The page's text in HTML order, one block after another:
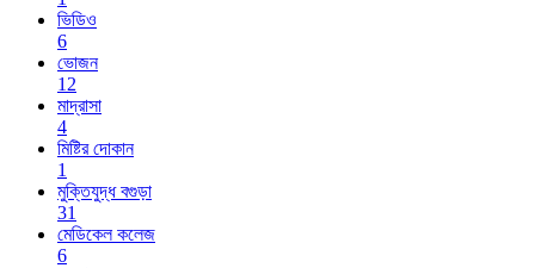
ভিডিও
6
ভোজন
12
মাদ্রাসা
4
মিষ্টির দোকান
1
মুক্তিযুদ্ধ বগুড়া
31
মেডিকেল কলেজ
6